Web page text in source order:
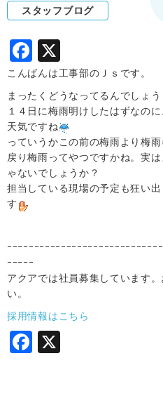
スタッフブログ
F
a
c
e
b
o
o
こんばんは工事部のＪｓです。
まったくどうなってるんでしょう
１４日に梅雨明けしたはずなの
天気ですね
っていうかこの前の梅雨より梅
戻り梅雨ってやつですかね。実
ゃないでしょうか？
担当している現場の予定も狂い
す
ｰｰｰｰｰｰｰｰｰｰｰｰｰｰｰｰｰｰｰｰｰｰｰｰｰｰｰｰ
ｰｰｰｰｰ
アクアでは社員募集しています
い。
採用情報はこちら
F